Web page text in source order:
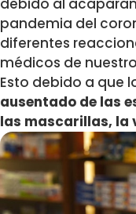
debido al
pandemia del
diferentes
médicos de
Esto debido a que
ausentado de las
las mascarillas, la